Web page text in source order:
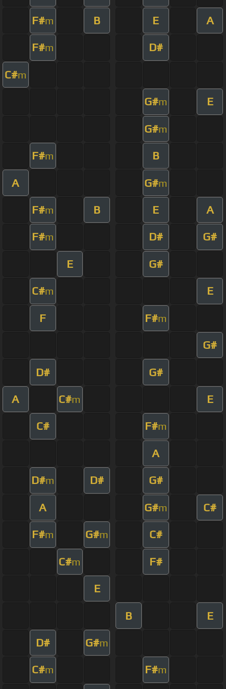
F#m B E A
F#m D#
C#m
G#m E
G#m
F#m B
A G#m
F#m B E A
F#m D# G#
E G#
C#m E
F F#m
G#
D# G#
A C#m E
C# F#m
A
D#m D# G#
A G#m C#
F#m G#m C#
C#m F#
E
B E
D# G#m
C#m F#m